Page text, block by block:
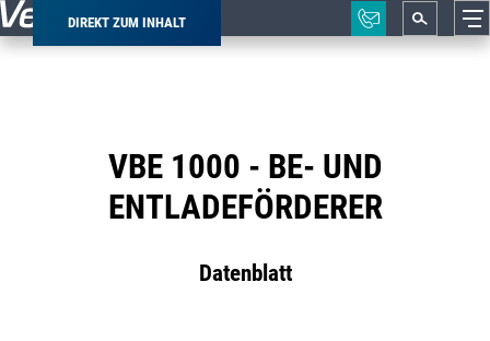
DIREKT ZUM INHALT
Pfadnavigation
VBE 1000 - BE- UND
ENTLADEFÖRDERER
Datenblatt